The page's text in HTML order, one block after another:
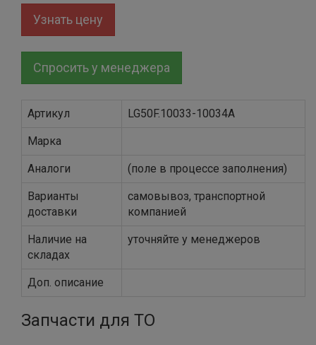
Узнать цену
Спросить у менеджера
Артикул LG50F.10033-10034A
Марка
Аналоги (поле в процессе заполнения)
Варианты
доставки
самовывоз, транспортной
компанией
Наличие на
складах
уточняйте у менеджеров
Доп. описание
Запчасти для ТО